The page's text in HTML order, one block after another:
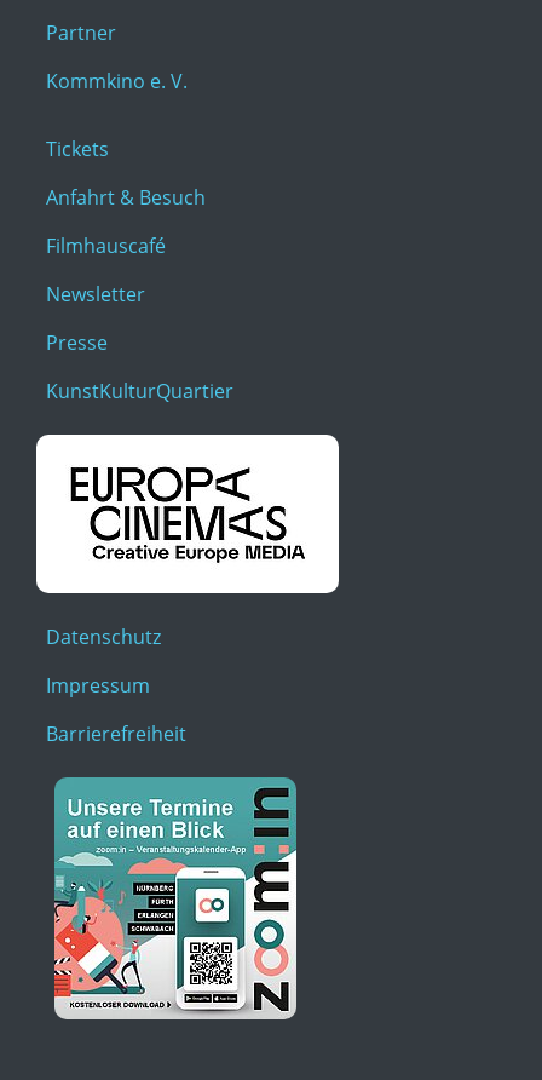
Partner
Kommkino e. V.
Tickets
Anfahrt & Besuch
Filmhauscafé
Newsletter
Presse
KunstKulturQuartier
Datenschutz
Impressum
Barrierefreiheit